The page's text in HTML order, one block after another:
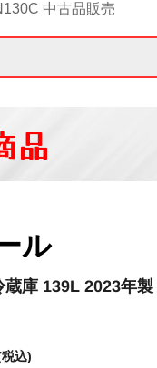
中古品販売
品
ル
蔵庫 139L 2023年
込)